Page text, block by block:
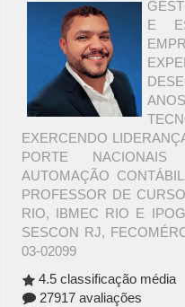
E
EXERCENDO
PORTE
AUTOMAÇÃO
PROFESSOR DE
RIO, IBMEC RIO E
SESCON RJ,
03-02099
4.5 classificação média
27917 avaliações